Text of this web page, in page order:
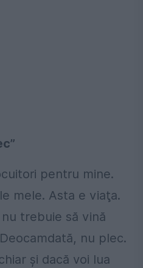
pentru mine.
mele. Asta e viaţa.
trebuie să vină
nu plec.
și dacă voi lua